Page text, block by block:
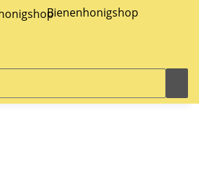
Bienenhonigshop